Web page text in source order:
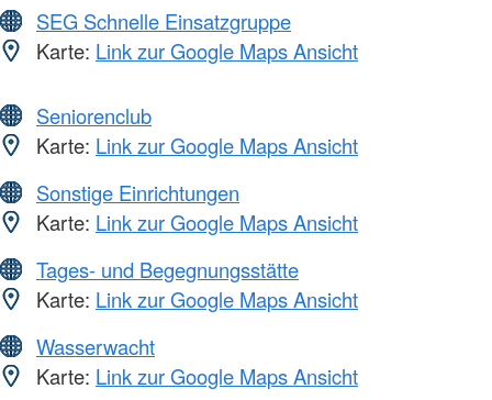
SEG Schnelle Einsatzgruppe
Karte: Link zur Google Maps Ansicht
Seniorenclub
Karte: Link zur Google Maps Ansicht
Sonstige Einrichtungen
Karte: Link zur Google Maps Ansicht
Tages- und Begegnungsstätte
Karte: Link zur Google Maps Ansicht
Wasserwacht
Karte: Link zur Google Maps Ansicht